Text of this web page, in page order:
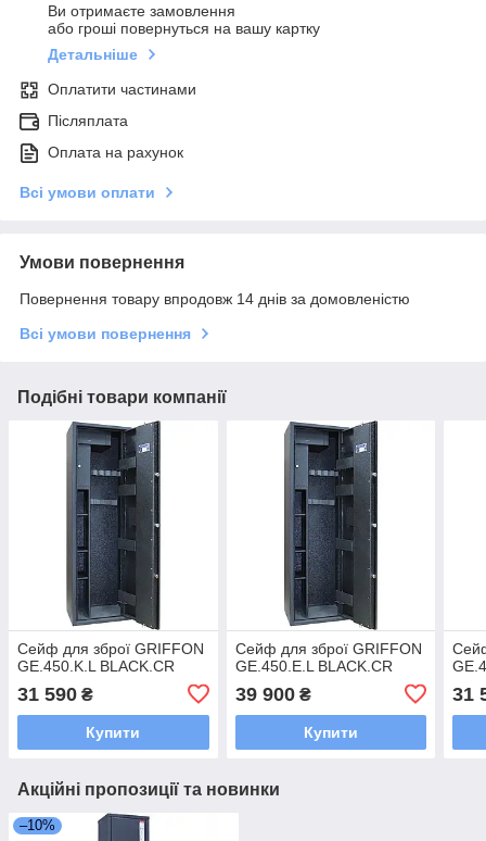
Ви отримаєте замовлення
або гроші повернуться на вашу картку
Детальніше
Оплатити частинами
Післяплата
Оплата на рахунок
Всі умови оплати
Умови повернення
Повернення товару впродовж 14 днів за домовленістю
Всі умови повернення
Подібні товари компанії
Сейф для зброї GRIFFON
GE.450.K.L BLACK.CR
31 590 ₴
Купити
Сейф для зброї GRIFFON
GE.450.E.L BLACK.CR
39 900₴
Купити
31
Акційні пропозиції та новинки
–10%